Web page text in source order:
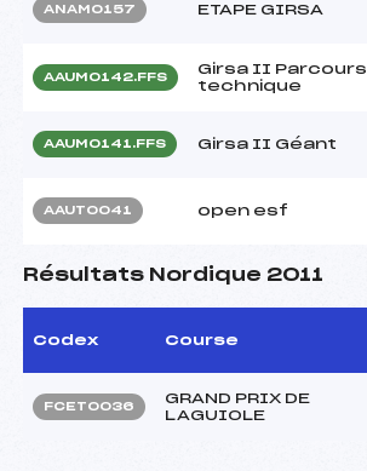
ANAM0157 ETAPE GIRSA
AAUM0142.FFS
Girsa II Parcours
technique
AAUM0141.FFS Girsa II Géant
AAUT0041 open esf
Résultats Nordique 2011
Codex Course
FCET0036
GRAND PRIX DE
LAGUIOLE